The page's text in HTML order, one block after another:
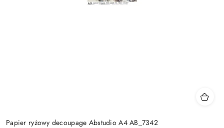
Papier ryżowy decoupage Abstudio A4 AB_7342